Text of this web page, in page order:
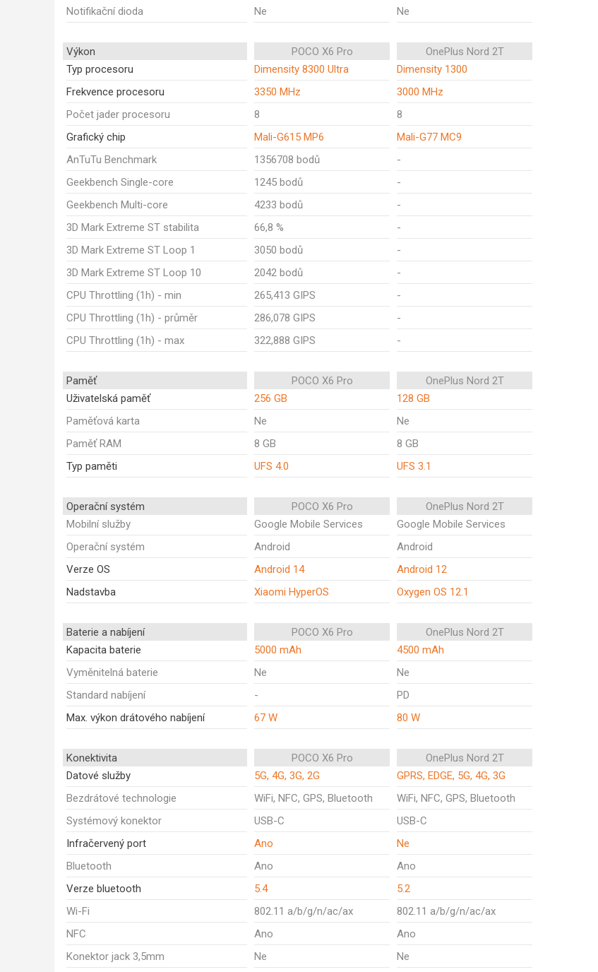
Notifikační dioda
Ne Ne
Výkon POCO X6 Pro
OnePlus Nord 2T
Typ procesoru
Dimensity 8300 Ultra
Dimensity 1300
Frekvence procesoru
3350 MHz
3000 MHz
Počet jader procesoru
8
8
Grafický chip
Mali-G615 MP6
Mali-G77 MC9
AnTuTu Benchmark
1356708 bodů
-
Geekbench Single-core
1245 bodů
-
Geekbench Multi-core
4233 bodů
-
3D Mark Extreme ST stabilita
66,8 %
-
3D Mark Extreme ST Loop 1
3050 bodů
-
3D Mark Extreme ST Loop 10
2042 bodů
-
CPU Throttling (1h) - min
265,413 GIPS
-
CPU Throttling (1h) - průměr
286,078 GIPS
-
CPU Throttling (1h) - max
322,888 GIPS -
Paměť POCO X6 Pro
OnePlus Nord 2T
Uživatelská paměť
256 GB
128 GB
Paměťová karta
Ne
Ne
Paměť RAM
8 GB
8 GB
Typ paměti
UFS 4.0 UFS 3.1
Operační systém POCO X6 Pro
OnePlus Nord 2T
Mobilní služby
Google Mobile Services
Google Mobile Services
Operační systém
Android
Android
Verze OS
Android 14
Android 12
Nadstavba
Xiaomi HyperOS Oxygen OS 12.1
Baterie a nabíjení POCO X6 Pro
OnePlus Nord 2T
Kapacita baterie
5000 mAh
4500 mAh
Vyměnitelná baterie
Ne
Ne
Standard nabíjení
-
PD
Max. výkon drátového nabíjení
67 W 80 W
Konektivita POCO X6 Pro
OnePlus Nord 2T
Datové služby
5G, 4G, 3G, 2G
GPRS, EDGE, 5G, 4G, 3G
Bezdrátové technologie
WiFi, NFC, GPS, Bluetooth
WiFi, NFC, GPS, Bluetooth
Systémový konektor
USB-C
USB-C
Infračervený port
Ano
Ne
Bluetooth
Ano
Ano
Verze bluetooth
5.4
5.2
Wi-Fi
802.11 a/b/g/n/ac/ax
802.11 a/b/g/n/ac/ax
NFC
Ano
Ano
Konektor jack 3,5mm
Ne
Ne